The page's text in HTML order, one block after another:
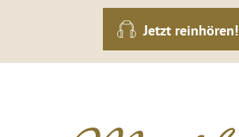
Jetzt reinhören!